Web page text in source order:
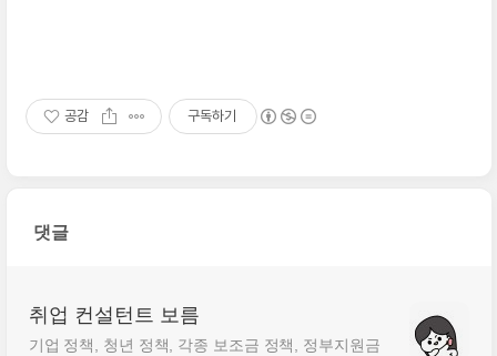
공감 구독하기
댓글
취업 컨설턴트 보름
기업 정책, 청년 정책, 각종 보조금 정책, 정부지원금